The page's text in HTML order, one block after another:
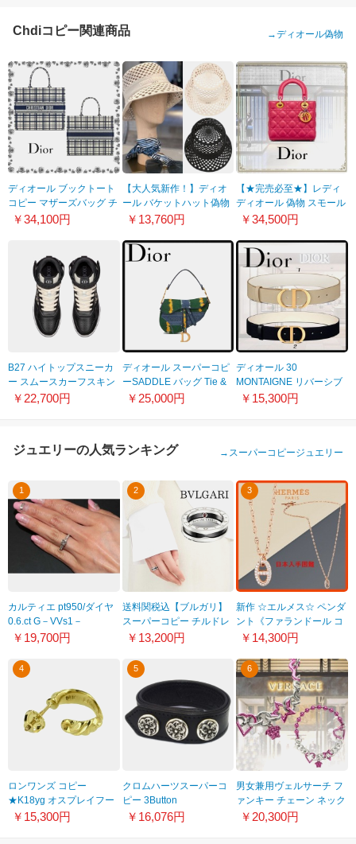
Chdiコピー関連商品 →ディオール偽物
ディオール ブックトート
コピー マザーズバッグ チ
ェック CD ロゴ 新作
￥34,100円
【大人気新作！】ディオ
ール バケットハット偽物
メッシュスモールブリム
12DMH923A157_C045
￥13,760円
【★完売必至★】レディ
ディオール 偽物 スモール
バッグ
￥34,500円
B27 ハイトップスニーカ
ー スムースカーフスキン
＆ディオール コピー オブ
￥22,700円
ディオール スーパーコピ
ーSADDLE バッグ Tie &
ディオール エンブロイダ
￥25,000円
ディオール 30
MONTAIGNE リバーシブ
ルベルト 偽物 2色
￥15,300円
ジュエリーの人気ランキング → スーパーコピージュエリー
1
カルティエ pt950/ダイヤ
0.6.ct G－VVs1－
VERYG00D /ダイヤ ソリ
ング 指輪 新品
￥19,700円
2
送料関税込【ブルガリ】
スーパーコピー チルドレ
ン スターリングシルバー
￥13,200円
3
新作 ☆エルメス☆ ペンダ
ント《ファランドール コ
ピー》PM 18K
￥14,300円
4
ロンワンズ コピー
★K18yg オスプレイフー
プイヤリング
￥15,300円
5
クロムハーツスーパーコ
ピー 3Button
2Snaps/Celtic 3ボタン２
￥16,076円
6
男女兼用ヴェルサーチ フ
ァンキー チェーン ネック
レス 偽物 1008310-
￥20,300円